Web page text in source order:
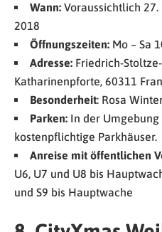
Wann: Voraussichtlich
2018
Öffnungszeiten: Mo – Sa
Adresse: Friedrich-
Katharinenpforte, 60311
Besonderheit: Rosa
Parken: In der
kostenpflichtige Parkhäuser.
Anreise mit öffentlichen
U6, U7 und U8 bis
und S9 bis Hauptwache